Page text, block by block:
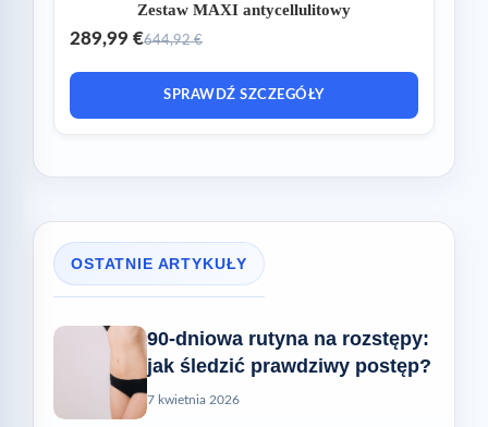
Zestaw MAXI antycellulitowy
289,99 €644,92 €
SPRAWDŹ SZCZEGÓŁY
OSTATNIE ARTYKUŁY
90-dniowa rutyna na rozstępy:
jak śledzić prawdziwy postęp?
7 kwietnia 2026